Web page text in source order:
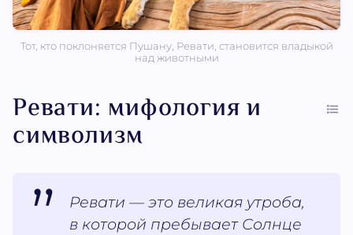
Тот, кто поклоняется Пушану, Ревати, становится владыкой
над животными
Ревати: мифология и
символизм
Ревати — это великая утроба,
в которой пребывает Солнце